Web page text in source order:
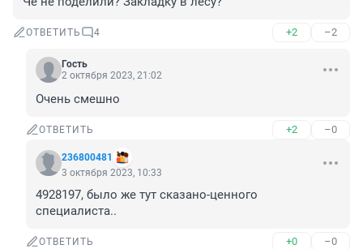
ОТВЕТИТЬ 4 +2 –2
Гость
2 октября 2023, 21:02
Очень смешно
ОТВЕТИТЬ +2 –0
236800481
3 октября 2023, 10:33
4928197, было же тут сказано-ценного
специалиста..
ОТВЕТИТЬ +0 –0